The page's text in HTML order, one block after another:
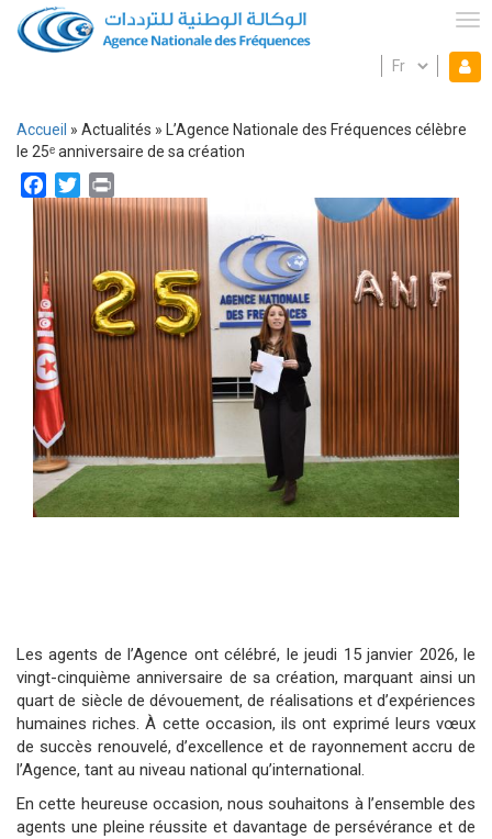
Aller
au
contenu
Mon espace
Select
Fil
d'Ariane
Accueil Actualités
L’Agence Nationale des Fréquences célèbre
le 25ᵉ anniversaire de sa création
Facebook
Twitter
Les agents de l’Agence ont célébré, le jeudi 15 janvier 2026, le
vingt-cinquième anniversaire de sa création, marquant ainsi un
quart de siècle de dévouement, de réalisations et d’expériences
humaines riches. À cette occasion, ils ont exprimé leurs vœux
de succès renouvelé, d’excellence et de rayonnement accru de
l’Agence, tant au niveau national qu’international.
En cette heureuse occasion, nous souhaitons à l’ensemble des
agents une pleine réussite et davantage de persévérance et de